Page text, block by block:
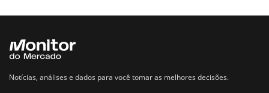
Notícias, análises e dados para você tomar as melhores decisões.